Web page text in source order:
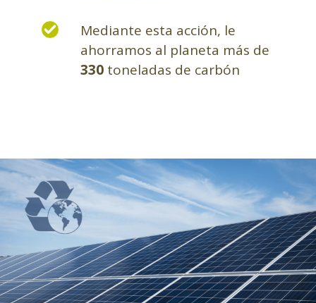
Mediante esta acción, le
ahorramos al planeta más de
330 toneladas de carbón